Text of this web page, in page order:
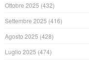
Ottobre 2025 (432)
Settembre 2025 (416)
Agosto 2025 (428)
Luglio 2025 (474)